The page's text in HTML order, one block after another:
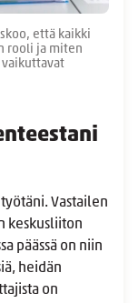
että kaikki
rooli ja miten
Vastailen
keskusliiton
päässä on niin
heidän
on